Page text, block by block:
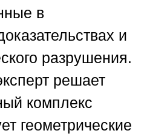
в
и
разрушения.
решает
комплекс
геометрические